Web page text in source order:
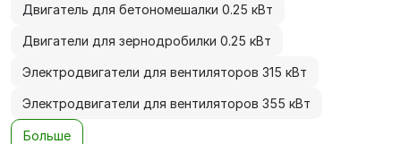
Двигатель для бетономешалки 0.25 кВт
Двигатели для зернодробилки 0.25 кВт
Электродвигатели для вентиляторов 315 кВт
Электродвигатели для вентиляторов 355 кВт
Больше